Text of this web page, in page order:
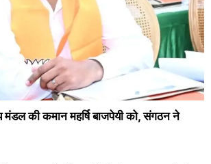
मंडल की कमान महर्षि बाजपेयी को, संगठन ने